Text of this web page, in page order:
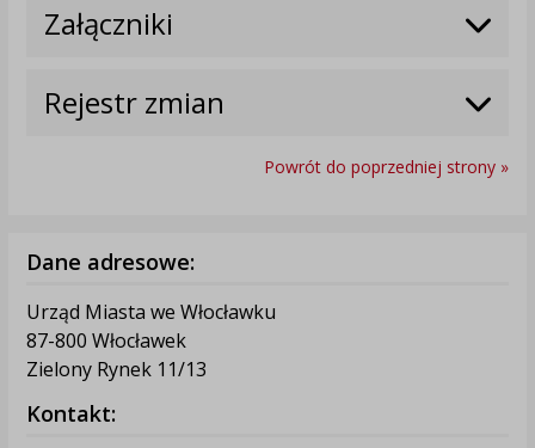
Załączniki
Rejestr zmian
Powrót do poprzedniej strony »
Dane adresowe:
Urząd Miasta we Włocławku
87-800 Włocławek
Zielony Rynek 11/13
Kontakt: